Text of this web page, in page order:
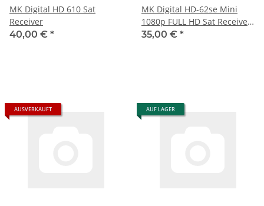
MK Digital HD 610 Sat
Receiver
40,00 € *
MK Digital HD-62se Mini
1080p FULL HD Sat Receiver
HDMI, EPG USB Mediaplayer
35,00 € *
AUSVERKAUFT AUF LAGER